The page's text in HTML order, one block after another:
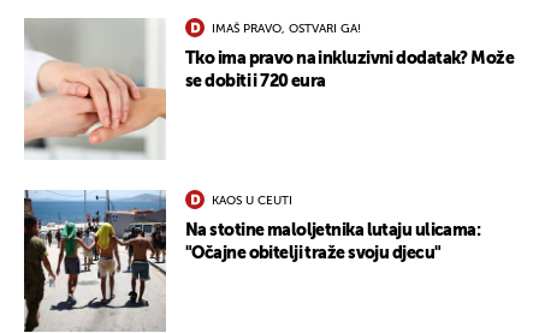
IMAŠ PRAVO, OSTVARI GA!
Tko ima pravo na inkluzivni dodatak? Može
se dobiti i 720 eura
KAOS U CEUTI
Na stotine maloljetnika lutaju ulicama:
"Očajne obitelji traže svoju djecu"